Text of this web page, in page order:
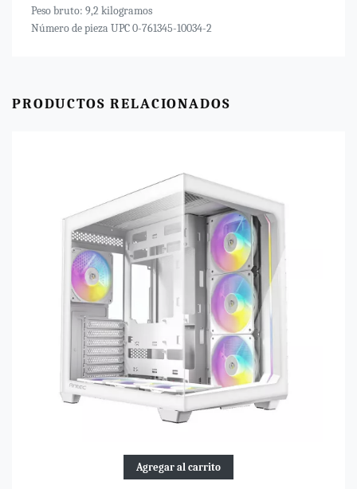
Peso bruto: 9,2 kilogramos
Número de pieza UPC 0-761345-10034-2
PRODUCTOS RELACIONADOS
Agregar al carrito